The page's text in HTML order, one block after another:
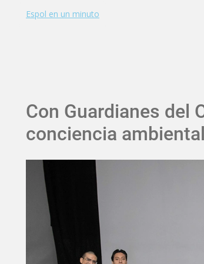
Espol en un minuto
Con Guardianes del
conciencia